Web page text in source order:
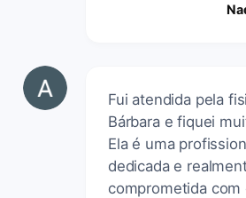
Fui atendida pela
Bárbara e fiquei
Ela é uma
dedicada e
comprometida